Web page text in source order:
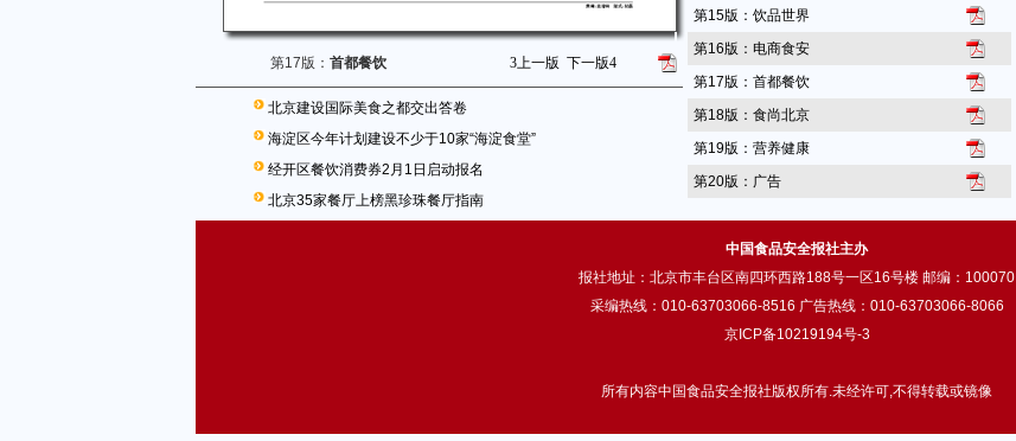
第17版： 首都餐饮 3上一版 下一版4
北京建设国际美食之都交出答卷
海淀区今年计划建设不少于10家“海淀食堂”
经开区餐饮消费券2月1日启动报名
北京35家餐厅上榜黑珍珠餐厅指南
第15版：饮品世界
第16版：电商食安
第17版：首都餐饮
第18版：食尚北京
第19版：营养健康
第20版：广告
中国食品安全报社主办
报社地址：北京市丰台区南四环西路188号一区16号楼 邮编：100070
采编热线：010-63703066-8516 广告热线：010-63703066-8066
京ICP备10219194号-3
所有内容中国食品安全报社版权所有.未经许可,不得转载或镜像